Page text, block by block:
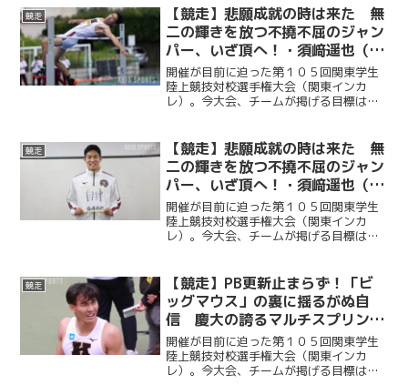
部降格の危機に瀕した。しかし３日目に
細萱颯生（政３・桐朋）が...
競走
【競走】悲願成就の時は来た 無
二の輝きを放つ不撓不屈のジャン
パー、いざ頂へ！・須﨑遥也（後
編）／関東インカレ直前インタビ
ュー２０２６・第５弾
開催が目前に迫った第１０５回関東学生
陸上競技対校選手権大会（関東インカ
レ）。今大会、チームが掲げる目標は
大舞台で１点でも多く掴み取るために部
員たちは全てを懸けてピークを...
競走
【競走】悲願成就の時は来た 無
二の輝きを放つ不撓不屈のジャン
パー、いざ頂へ！・須﨑遥也（前
編）／関東インカレ直前インタビ
ュー２０２６・第５弾
開催が目前に迫った第１０５回関東学生
陸上競技対校選手権大会（関東インカ
レ）。今大会、チームが掲げる目標は
大舞台で１点でも多く掴み取るために部
員たちは全てを懸けてピークを...
競走
【競走】PB更新止まらず！「ビ
ッグマウス」の裏に揺るがぬ自
信 慶大の誇るマルチスプリンタ
ーが目指すもの・林明良（後編）
／関東インカレ直前インタビュー
２０２６・第４弾
開催が目前に迫った第１０５回関東学生
陸上競技対校選手権大会（関東インカ
レ）。今大会、チームが掲げる目標は